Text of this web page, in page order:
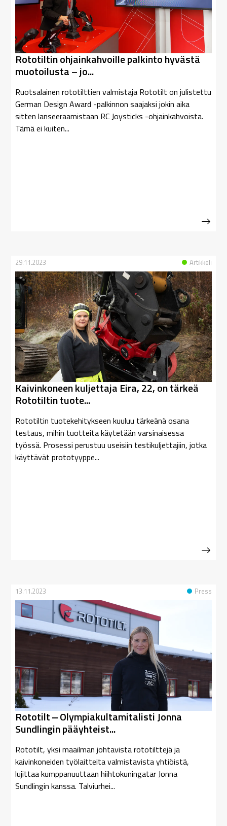
Rototiltin ohjainkahvoille palkinto hyvästä
muotoilusta – jo...
Ruotsalainen rototilttien valmistaja Rototilt on julistettu
German Design Award -palkinnon saajaksi jokin aika
sitten lanseeraamistaan RC Joysticks -ohjainkahvoista.
Tämä ei kuiten...
Artikkeli
29.11.2023
Kaivinkoneen kuljettaja Eira, 22, on tärkeä
Rototiltin tuote...
Rototiltin tuotekehitykseen kuuluu tärkeänä osana
testaus, mihin tuotteita käytetään varsinaisessa
työssä. Prosessi perustuu useisiin testikuljettajiin, jotka
käyttävät prototyyppe...
Press
13.11.2023
Rototilt ‒ Olympiakultamitalisti Jonna
Sundlingin pääyhteist...
Rototilt, yksi maailman johtavista rototilttejä ja
kaivinkoneiden työlaitteita valmistavista yhtiöistä,
lujittaa kumppanuuttaan hiihtokuningatar Jonna
Sundlingin kanssa. Talviurhei...